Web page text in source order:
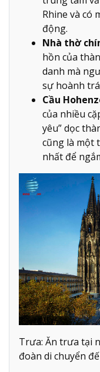
Rhine và có
động.
Nhà thờ
hồn của
danh mà
sự hoành
Cầu
của nhiều
yêu” dọc
cũng là một
nhất để
Trưa: Ăn trưa tại
đoàn di chuyển